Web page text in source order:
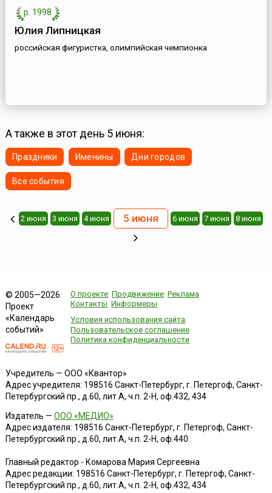
р. 1998
Юлия Липницкая
российская фигуристка, олимпийская чемпионка
А также в этот день 5 июня:
Праздники Именины Дни городов
Все события
2 июня 3 июня 4 июня 5 июня 6 июня 7 июня 8 июня
© 2005—2026
Проект
«Календарь
событий»
О проекте Продвижение Реклама
Контакты Информеры
Условия использования сайта
Пользовательское соглашение
Политика конфиденциальности
Учредитель — ООО «Квантор»
Адрес учредителя: 198516 Санкт-Петербург, г. Петергоф, Санкт-
Петербургский пр., д.60, лит.А, ч.п. 2-Н, оф.432, 434
Издатель — ООО «МЕДИО»
Адрес издателя: 198516 Санкт-Петербург, г. Петергоф, Санкт-
Петербургский пр., д.60, лит.А, ч.п. 2-Н, оф.440
Главный редактор - Комарова Мария Сергеевна
Адрес редакции: 198516 Санкт-Петербург, г. Петергоф, Санкт-
Петербургский пр., д.60, лит.А, ч.п. 2-Н, оф.432, 434